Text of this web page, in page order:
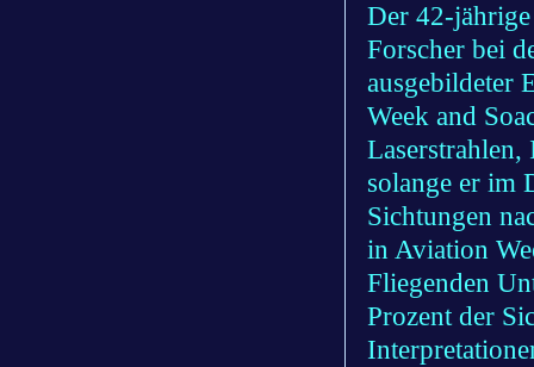
Der 42-
Forscher bei
ausgebildeter
Week and
Laserstrahlen,
solange er im
Sichtungen
in Aviation
Fliegenden
Prozent der